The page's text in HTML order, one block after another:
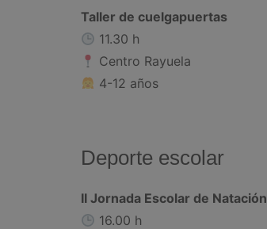
Taller de cuelgapuertas
11.30 h
Centro Rayuela
4-12 años
Deporte escolar
II Jornada Escolar de Natación
16.00 h